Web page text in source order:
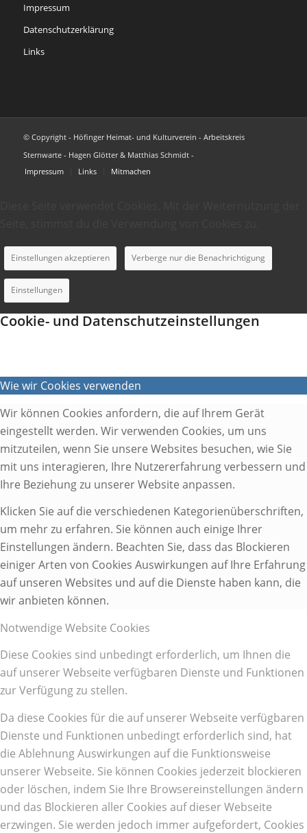
Impressum
Datenschutzerklärung
Links
© Copyright - Höfinger Heimat- und Kulturverein - Arbeitskreis
Sternwarte - Hagen Glötter & Matthias Schmidt -
Impressum
Links Mitmachen
Einstellungen akzeptieren Verberge nur die Benachrichtigung
Einstellungen
Cookie- und Datenschutzeinstellungen
Wie wir Cookies verwenden
Wir können Cookies anfordern, die auf Ihrem Gerät
eingestellt werden. Wir verwenden Cookies, um uns
mitzuteilen, wenn Sie unsere Websites besuchen, wie Sie
mit uns interagieren, Ihre Nutzererfahrung verbessern und
Ihre Beziehung zu unserer Website anpassen.
Klicken Sie auf die verschiedenen Kategorienüberschriften,
um mehr zu erfahren. Sie können auch einige Ihrer
Einstellungen ändern. Beachten Sie, dass das Blockieren
einiger Arten von Cookies Auswirkungen auf Ihre Erfahrung
auf unseren Websites und auf die Dienste haben kann, die
wir anbieten können.
Notwendige Website Cookies
Diese Cookies sind unbedingt erforderlich, um Ihnen die
auf unserer Webseite verfügbaren Dienste und Funktionen
zur Verfügung zu stellen.
Da diese Cookies für die auf unserer Webseite verfügbaren
Dienste und Funktionen unbedingt erforderlich sind, hat
die Ablehnung Auswirkungen auf die Funktionsweise
unserer Webseite. Sie können Cookies jederzeit blockieren
oder löschen, indem Sie Ihre Browsereinstellungen ändern
und das Blockieren aller Cookies auf dieser Webseite
erzwingen. Sie werden jedoch immer aufgefordert, Cookies